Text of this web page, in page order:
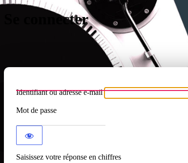
Se connecter
Identifiant ou adresse e-mail
Mot de passe
Saisissez votre réponse en chiffres